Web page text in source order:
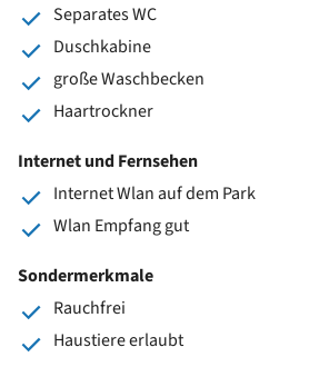
Separates WC
Duschkabine
große Waschbecken
Haartrockner
Internet und Fernsehen
Internet Wlan auf dem Park
Wlan Empfang gut
Sondermerkmale
Rauchfrei
Haustiere erlaubt